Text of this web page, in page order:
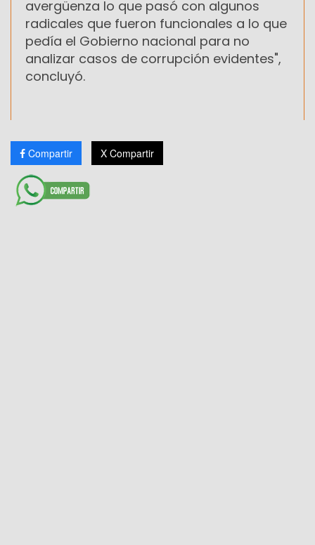
avergüenza lo que pasó con algunos
radicales que fueron funcionales a lo que
pedía el Gobierno nacional para no
analizar casos de corrupción evidentes",
concluyó.
Compartir X Compartir